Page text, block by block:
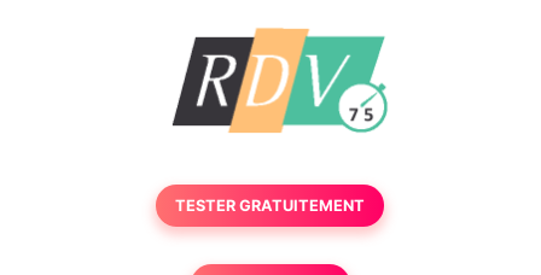
TESTER GRATUITEMENT